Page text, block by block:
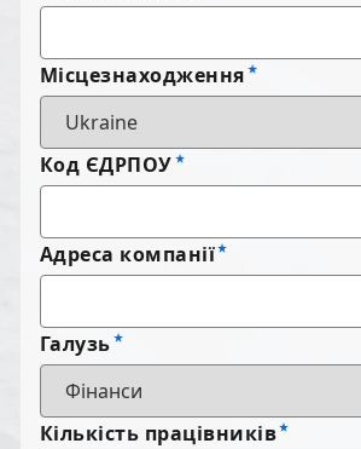
Місцезнаходження
Код ЄДРПОУ
Адреса компанії
Галузь
Кількість працівників